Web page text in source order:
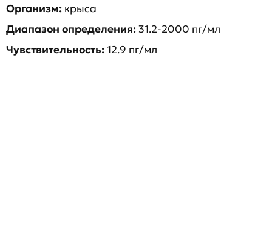
Организм: крыса
Диапазон определения:31.2-2000 пг/мл
Чувствительность:12.9 пг/мл